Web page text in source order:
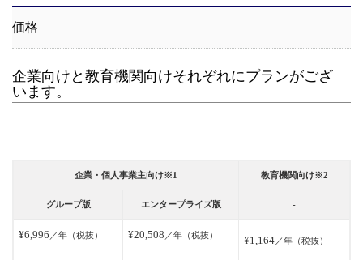
価格
企業向けと教育機関向けそれぞれにプランがござ
います。
企業・個人事業主向け※1 教育機関向け※2
グループ版 エンタープライズ版 -
¥6,996 ／年（税抜） ¥20,508 ／年（税抜） ¥1,164 ／年（税抜）